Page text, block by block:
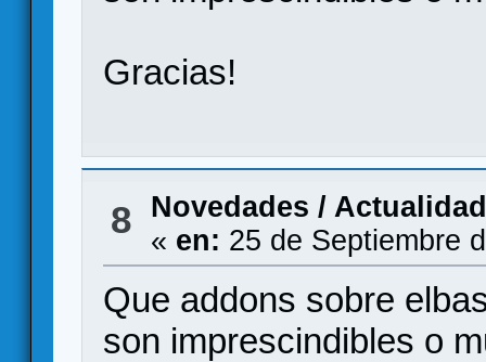
Gracias!
8
Novedades / Actualidad
« en: 25 de Septiembre
Que addons sobre
son imprescindibles o